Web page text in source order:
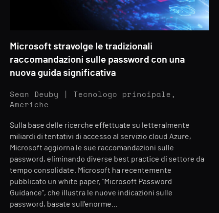
Microsoft stravolge le tradizionali
raccomandazioni sulle password con una
nuova guida significativa
Sean Deuby | Tecnologo principale,
Americhe
Sulla base delle ricerche effettuate su letteralmente
miliardi di tentativi di accesso al servizio cloud Azure,
Microsoft aggiorna le sue raccomandazioni sulle
password, eliminando diverse best practice di settore da
tempo consolidate. Microsoft ha recentemente
pubblicato un white paper, "Microsoft Password
Guidance", che illustra le nuove indicazioni sulle
password, basate sull'enorme...